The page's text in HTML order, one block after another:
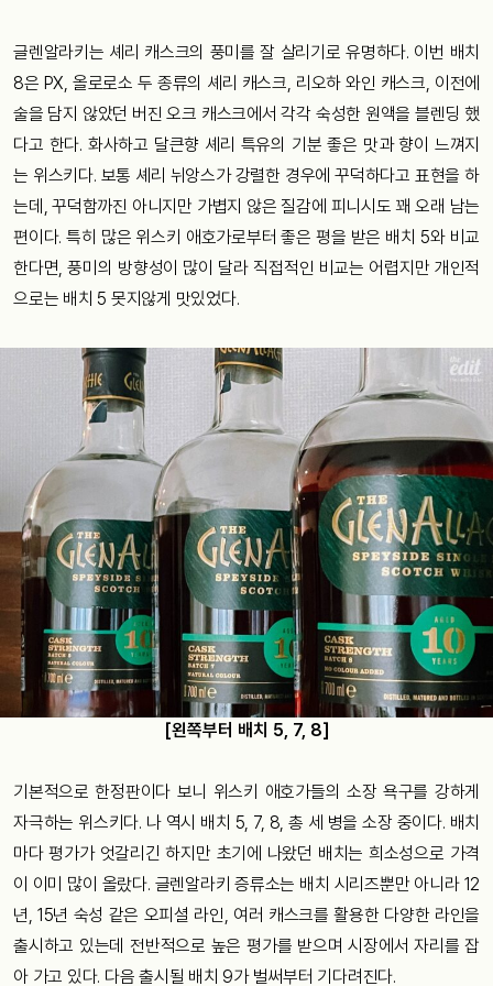
글렌알라키는 셰리 캐스크의 풍미를 잘 살리기로 유명하다. 이번 배치
8은 PX, 올로로소 두 종류의 셰리 캐스크, 리오하 와인 캐스크, 이전에
술을 담지 않았던 버진 오크 캐스크에서 각각 숙성한 원액을 블렌딩 했
다고 한다. 화사하고 달큰향 셰리 특유의 기분 좋은 맛과 향이 느껴지
는 위스키다. 보통 셰리 뉘앙스가 강렬한 경우에 꾸덕하다고 표현을 하
는데, 꾸덕함까진 아니지만 가볍지 않은 질감에 피니시도 꽤 오래 남는
편이다. 특히 많은 위스키 애호가로부터 좋은 평을 받은 배치 5와 비교
한다면, 풍미의 방향성이 많이 달라 직접적인 비교는 어렵지만 개인적
으로는 배치 5 못지않게 맛있었다.
[왼쪽부터 배치 5, 7, 8]
기본적으로 한정판이다 보니 위스키 애호가들의 소장 욕구를 강하게
자극하는 위스키다. 나 역시 배치 5, 7, 8, 총 세 병을 소장 중이다. 배치
마다 평가가 엇갈리긴 하지만 초기에 나왔던 배치는 희소성으로 가격
이 이미 많이 올랐다. 글렌알라키 증류소는 배치 시리즈뿐만 아니라 12
년, 15년 숙성 같은 오피셜 라인, 여러 캐스크를 활용한 다양한 라인을
출시하고 있는데 전반적으로 높은 평가를 받으며 시장에서 자리를 잡
아 가고 있다. 다음 출시될 배치 9가 벌써부터 기다려진다.